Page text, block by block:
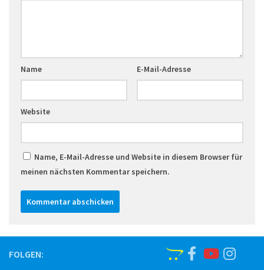
Name E-Mail-Adresse
Website
Name, E-Mail-Adresse und Website in diesem Browser für
meinen nächsten Kommentar speichern.
FOLGEN: